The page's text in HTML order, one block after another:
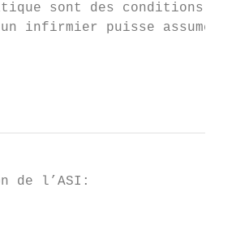
sont des conditions
infirmier puisse assumer
de l’ASI: